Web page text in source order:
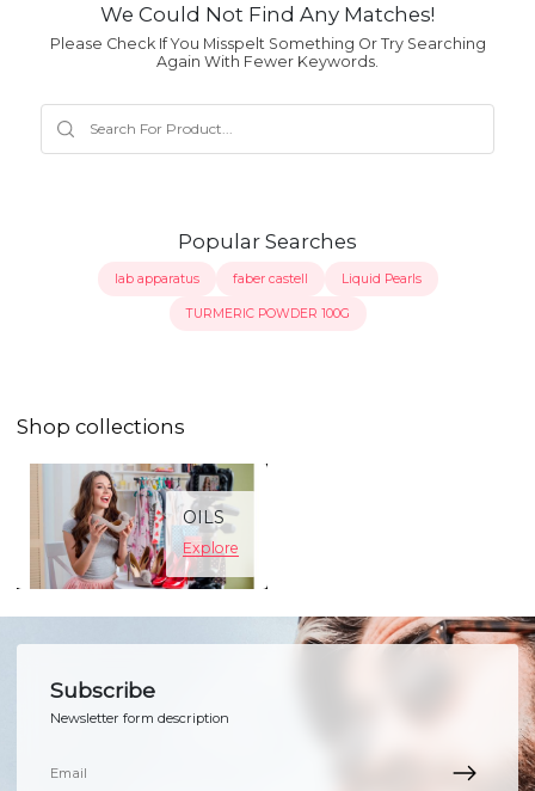
We Could Not Find Any Matches!
Please Check If You Misspelt Something Or Try Searching
Again With Fewer Keywords.
Popular Searches
lab apparatus faber castell Liquid Pearls
TURMERIC POWDER 100G
Shop collections
OILS
Explore
Subscribe
Newsletter form description